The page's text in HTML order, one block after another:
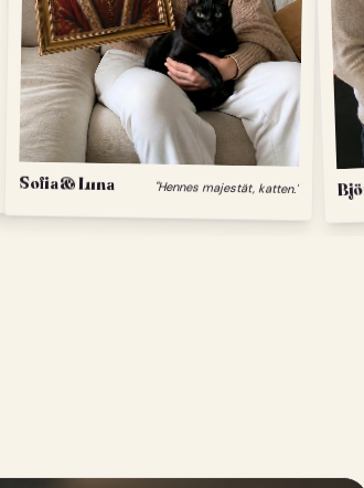
Sofia & Luna "Hennes majestät, katten."